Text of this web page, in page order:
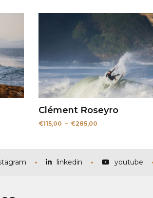
Clément Roseyro
€115,00 – €285,00
€285,00
linkedin youtube